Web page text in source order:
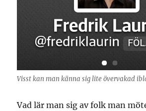
Visst kan man känna sig lite övervakad
Vad lär man sig av folk man